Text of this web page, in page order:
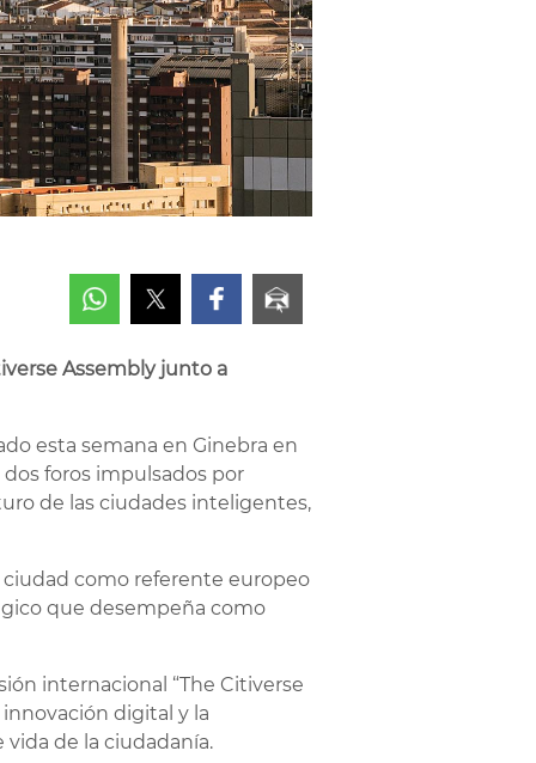
Assembly junto a
esta semana en Ginebra en
dos foros impulsados por
de las ciudades inteligentes,
como referente europeo
que desempeña como
internacional “The Citiverse
digital y la
de la ciudadanía.